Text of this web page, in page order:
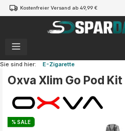
springen
Kostenfreier Versand ab 49,99 €
Sie sind hier: E-Zigarette
Oxva Xlim Go Pod Kit
Bildergalerie überspringen
% SALE